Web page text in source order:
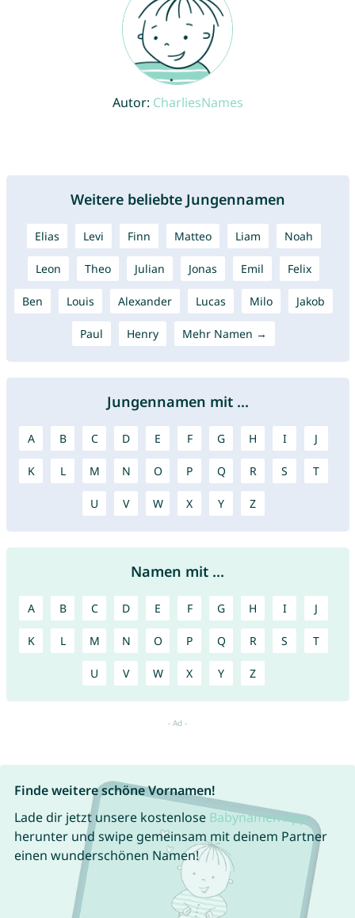
Autor: CharliesNames
Weitere beliebte Jungennamen
Elias Levi Finn Matteo Liam Noah
Leon Theo Julian Jonas Emil Felix
Ben Louis Alexander Lucas Milo Jakob
Paul Henry Mehr Namen →
Jungennamen mit ...
A B C D E F G H I J
K L M N O P Q R S T
U V W X Y Z
Namen mit ...
A B C D E F G H I J
K L M N O P Q R S T
U V W X Y Z
Finde weitere schöne Vornamen!
Lade dir jetzt unsere kostenlose Babynamen App
herunter und swipe gemeinsam mit deinem Partner
einen wunderschönen Namen!